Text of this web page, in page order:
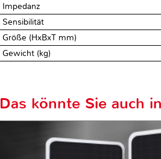
Impedanz
Sensibilität
Größe (HxBxT mm)
Gewicht (kg)
Das könnte Sie auch